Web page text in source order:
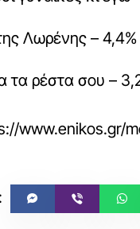
Λωρένης – 4,4%
τα ρέστα σου –
www.enikos.gr/